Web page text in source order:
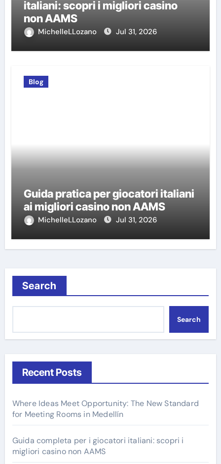
italiani: scopri i migliori casino
non AAMS
MichelleLLozano Jul 31, 2026
Blog
Guida pratica per giocatori italiani
ai migliori casino non AAMS
MichelleLLozano Jul 31, 2026
Search
Search
Recent Posts
Where Ideas Meet Opportunity: The New Standard
for Meeting Rooms in Medellín
Guida completa per i giocatori italiani: scopri i
migliori casino non AAMS